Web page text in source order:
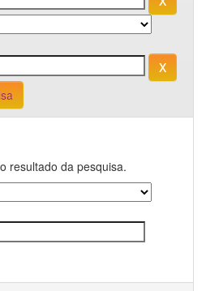
resultado da pesquisa.